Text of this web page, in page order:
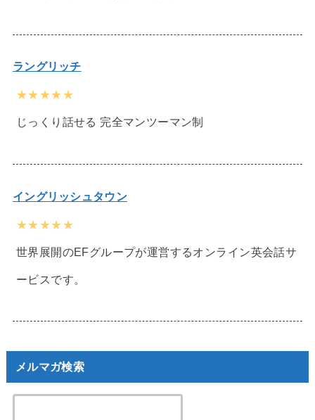
ラングリッチ
★★★★★
じっくり話せる 完全マンツーマン制
イングリッシュタウン
★★★★★
世界展開のEFグループが運営するオンライン英会話サ
ービスです。
メルマガ検索